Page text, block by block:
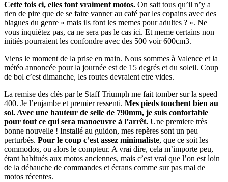
Cette fois ci, elles font vraiment motos. On sait tous qu’il n’y a
rien de pire que de se faire vanner au café par les copains avec des
blagues du genre « mais ils font les memes pour adultes ? ». Ne
vous inquiétez pas, ca ne sera pas le cas ici. Et meme certains non
initiés pourraient les confondre avec des 500 voir 600cm3.
Viens le moment de la prise en main. Nous sommes à Valence et la
météo annoncée pour la journée est de 15 degrés et du soleil. Coup
de bol c’est dimanche, les routes devraient etre vides.
La remise des clés par le Staff Triumph me fait tomber sur la speed
400. Je l’enjambe et premier ressenti. Mes pieds touchent bien au
sol. Avec une hauteur de selle de 790mm, je suis confortable
pour tout ce qui sera manoeuvre à l’arrêt. Une premiere très
bonne nouvelle ! Installé au guidon, mes repères sont un peu
perturbés. Pour le coup c’est assez minimaliste, que ce soit les
commodos, ou alors le compteur. A vrai dire, cela m’importe peu,
étant habitués aux motos anciennes, mais c’est vrai que l’on est loin
de la débauche de commandes et écrans comme sur pas mal de
motos récentes.